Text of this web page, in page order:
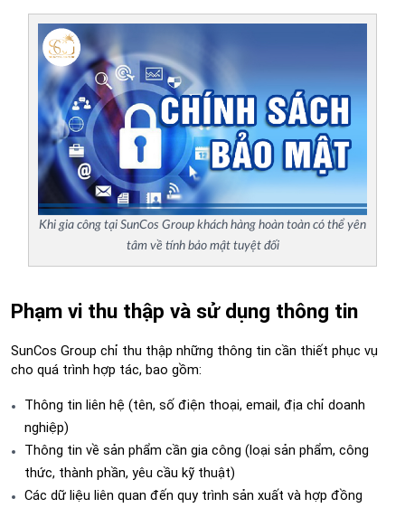
Khi gia công tại SunCos Group khách hàng hoàn toàn có thể yên
tâm về tính bảo mật tuyệt đối
Phạm vi thu thập và sử dụng thông tin
SunCos Group chỉ thu thập những thông tin cần thiết phục vụ
cho quá trình hợp tác, bao gồm:
Thông tin liên hệ (tên, số điện thoại, email, địa chỉ doanh
nghiệp)
Thông tin về sản phẩm cần gia công (loại sản phẩm, công
thức, thành phần, yêu cầu kỹ thuật)
Các dữ liệu liên quan đến quy trình sản xuất và hợp đồng